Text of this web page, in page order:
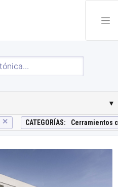
▼
✕ CATEGORÍAS: Cerramientos